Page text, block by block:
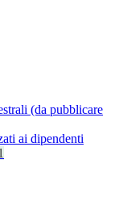
(da pubblicare
ai dipendenti